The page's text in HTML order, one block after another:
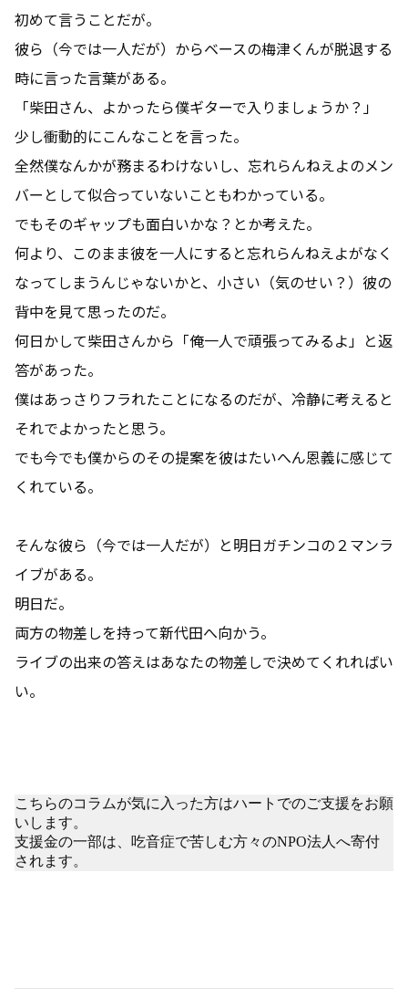
初めて言うことだが。
彼ら（今では一人だが）からベースの梅津くんが脱退する
時に言った言葉がある。
「柴田さん、よかったら僕ギターで入りましょうか？」
少し衝動的にこんなことを言った。
全然僕なんかが務まるわけないし、忘れらんねえよのメン
バーとして似合っていないこともわかっている。
でもそのギャップも面白いかな？とか考えた。
何より、このまま彼を一人にすると忘れらんねえよがなく
なってしまうんじゃないかと、小さい（気のせい？）彼の
背中を見て思ったのだ。
何日かして柴田さんから「俺一人で頑張ってみるよ」と返
答があった。
僕はあっさりフラれたことになるのだが、冷静に考えると
それでよかったと思う。
でも今でも僕からのその提案を彼はたいへん恩義に感じて
くれている。
そんな彼ら（今では一人だが）と明日ガチンコの２マンラ
イブがある。
明日だ。
両方の物差しを持って新代田へ向かう。
ライブの出来の答えはあなたの物差しで決めてくれればい
い。
こちらのコラムが気に入った方はハートでのご支援をお願
いします。
支援金の一部は、吃音症で苦しむ方々のNPO法人へ寄付
されます。